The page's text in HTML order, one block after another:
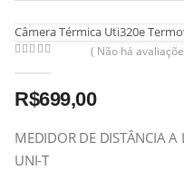
Câmera Térmica Uti320e
( Não há
R$699,00
MEDIDOR DE DISTÂNCIA
UNI-T